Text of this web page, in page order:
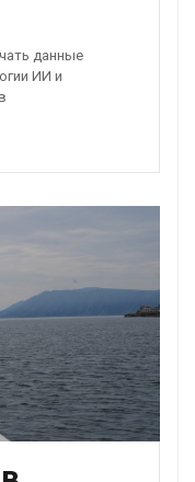
данные
ИИ и